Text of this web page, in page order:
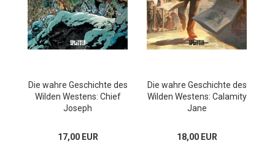
Die wahre Geschichte des
Wilden Westens: Chief
Joseph
17,00 EUR
Die wahre Geschichte des
Wilden Westens: Calamity
Jane
18,00 EUR